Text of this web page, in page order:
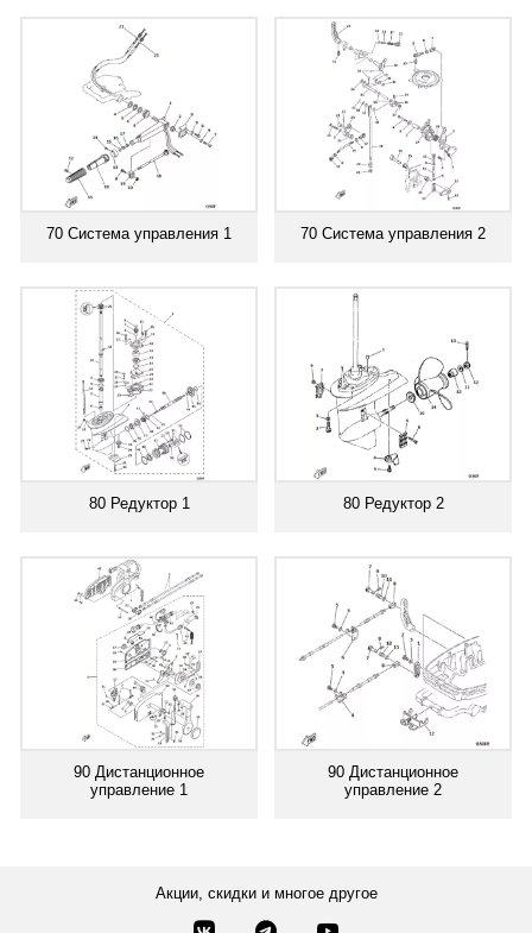
70 Система управления 1 70 Система управления 2
80 Редуктор 1 80 Редуктор 2
90 Дистанционное
управление 1
90 Дистанционное
управление 2
Акции, скидки и многое другое